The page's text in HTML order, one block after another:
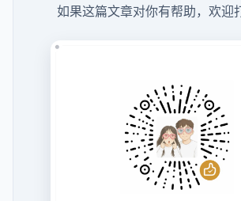
如果这篇文章对你有帮助，欢迎